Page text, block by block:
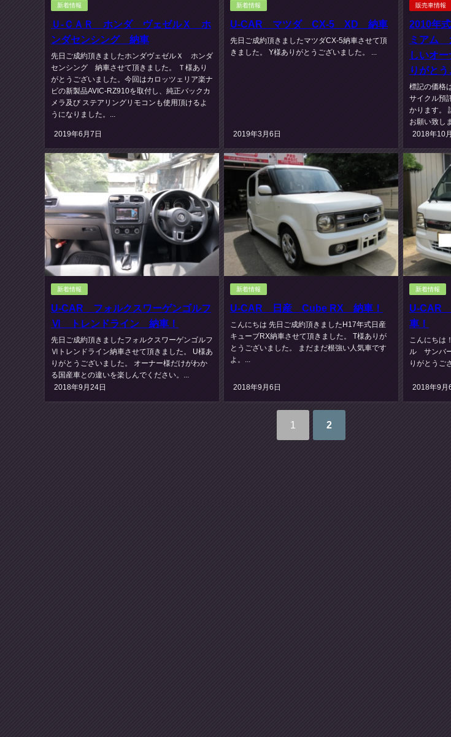
新着情報
Ｕ-ＣＡＲ ホンダ ヴェゼルＸ ホ
ンダセンシング 納車
先日ご成約頂きましたホンダヴェゼルＸ ホンダ
センシング 納車させて頂きました。 Ｔ様あり
がとうございました。今回はカロッツェリア楽ナ
ビの新製品AVIC-RZ910を取付し、純正バックカ
メラ及び ステアリングリモコンも使用頂けるよ
うになりました。...
2019年6月7日
新着情報
U-CAR マツダ CX-5 XD 納車
先日ご成約頂きましたマツダCX-5納車させて頂
きました。 Y様ありがとうございました。 ...
2019年3月6日
販売車情報
2010年
ミアム
しいオ
りがとう
標記の価格
サイクル預
かります。
お願い致し
2018年10
新着情報
U-CAR フォルクスワーゲンゴルフ
Ⅵ トレンドライン 納車！
先日ご成約頂きましたフォルクスワーゲンゴルフ
Ⅵトレンドライン納車させて頂きました。 U様あ
りがとうございました。 オーナー様だけがわか
る国産車との違いを楽しんでください。...
2018年9月24日
新着情報
U-CAR 日産 Cube RX 納車！
こんにちは 先日ご成約頂きましたH17年式日産
キューブRX納車させて頂きました。 T様ありが
とうございました。 まだまだ根強い人気車です
よ。...
2018年9月6日
新着情報
U-CAR
車！
こんにちは
ル サンバ
りがとうご
2018年9月
1 2